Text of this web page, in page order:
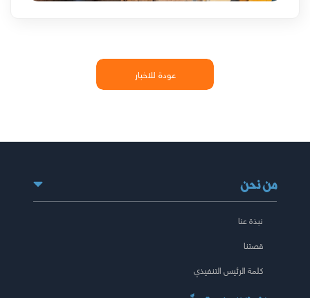
عودة للاخبار
من نحن
نبذة عنا
قصتنا
كلمة الرئيس التنفيذي